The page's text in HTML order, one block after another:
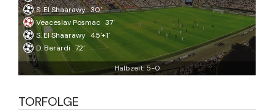
S. El Shaarawy 30'
Veaceslav Posmac 37'
S. El Shaarawy 45'+1'
D. Berardi 72'
Halbzeit: 5-0
TORFOLGE